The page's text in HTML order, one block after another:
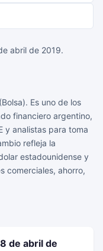
abril de 2019.
Es uno de los
financiero argentino,
y analistas para toma
refleja la
estadounidense y
comerciales, ahorro,
de abril de